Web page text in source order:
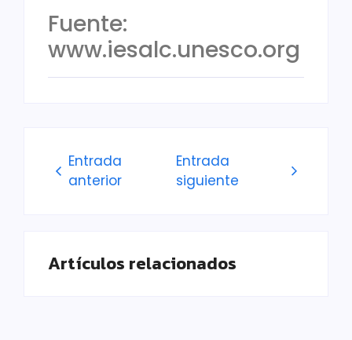
Fuente:
www.iesalc.unesco.org
Entrada
anterior
Entrada
siguiente
Artículos relacionados